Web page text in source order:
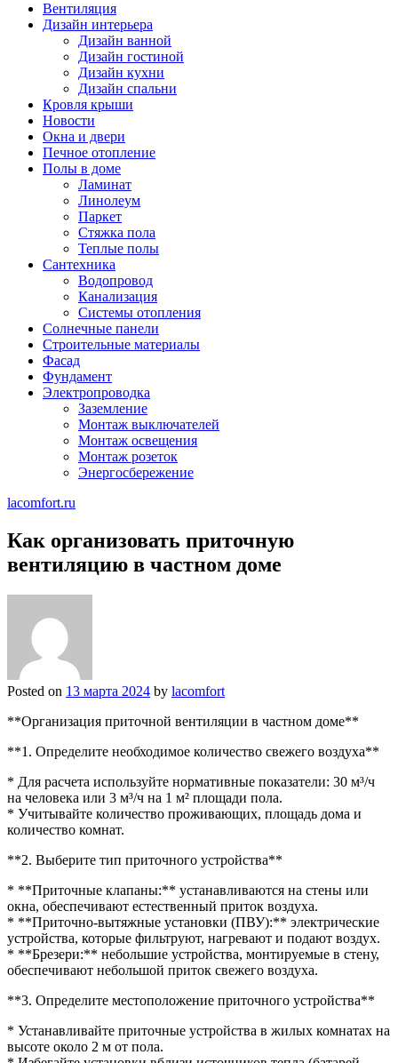
Вентиляция
Дизайн интерьера
Дизайн ванной
Дизайн гостиной
Дизайн кухни
Дизайн спальни
Кровля крыши
Новости
Окна и двери
Печное отопление
Полы в доме
Ламинат
Линолеум
Паркет
Стяжка пола
Теплые полы
Сантехника
Водопровод
Канализация
Системы отопления
Солнечные панели
Строительные материалы
Фасад
Фундамент
Электропроводка
Заземление
Монтаж выключателей
Монтаж освещения
Монтаж розеток
Энергосбережение
lacomfort.ru
Как организовать приточную
вентиляцию в частном доме
Posted on 13 марта 2024 by lacomfort
**Организация приточной вентиляции в частном доме**
**1. Определите необходимое количество свежего воздуха**
* Для расчета используйте нормативные показатели: 30 м³/ч
на человека или 3 м³/ч на 1 м² площади пола.
* Учитывайте количество проживающих, площадь дома и
количество комнат.
**2. Выберите тип приточного устройства**
* **Приточные клапаны:** устанавливаются на стены или
окна, обеспечивают естественный приток воздуха.
* **Приточно-вытяжные установки (ПВУ):** электрические
устройства, которые фильтруют, нагревают и подают воздух.
* **Брезери:** небольшие устройства, монтируемые в стену,
обеспечивают небольшой приток свежего воздуха.
**3. Определите местоположение приточного устройства**
* Устанавливайте приточные устройства в жилых комнатах на
высоте около 2 м от пола.